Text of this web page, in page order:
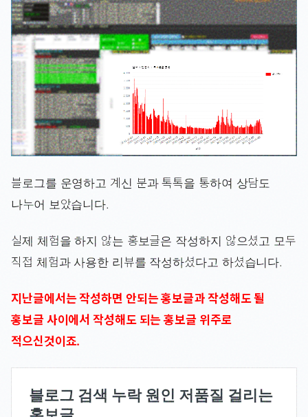
블로그를 운영하고 계신 분과 톡톡을 통하여 상담도
나누어 보았습니다.
실제 체험을 하지 않는 홍보글은 작성하지 않으셨고 모두
직접 체험과 사용한 리뷰를 작성하셨다고 하셨습니다.
지난글에서는 작성하면 안되는 홍보글과 작성해도 될
홍보글 사이에서 작성해도 되는 홍보글 위주로
적으신것이죠.